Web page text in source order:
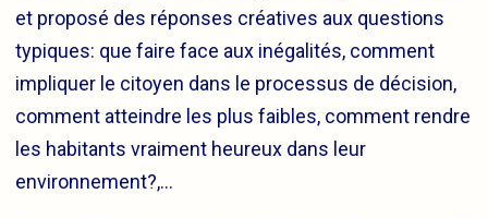
et proposé des réponses créatives aux questions
typiques: que faire face aux inégalités, comment
impliquer le citoyen dans le processus de décision,
comment atteindre les plus faibles, comment rendre
les habitants vraiment heureux dans leur
environnement?,…